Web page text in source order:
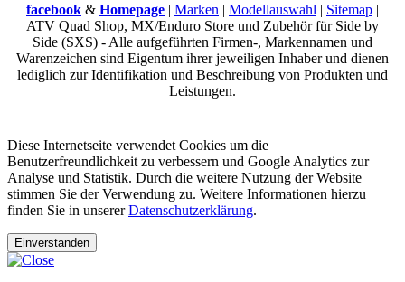
facebook & Homepage | Marken | Modellauswahl | Sitemap |
ATV Quad Shop, MX/Enduro Store und Zubehör für Side by
Side (SXS) - Alle aufgeführten Firmen-, Markennamen und
Warenzeichen sind Eigentum ihrer jeweiligen Inhaber und dienen
lediglich zur Identifikation und Beschreibung von Produkten und
Leistungen.
Diese Internetseite verwendet Cookies um die
Benutzerfreundlichkeit zu verbessern und Google Analytics zur
Analyse und Statistik. Durch die weitere Nutzung der Website
stimmen Sie der Verwendung zu. Weitere Informationen hierzu
finden Sie in unsererDatenschutzerklärung.
Einverstanden